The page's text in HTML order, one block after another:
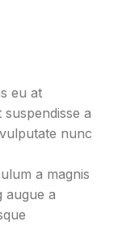
eu at
a
nunc
a magnis
augue a